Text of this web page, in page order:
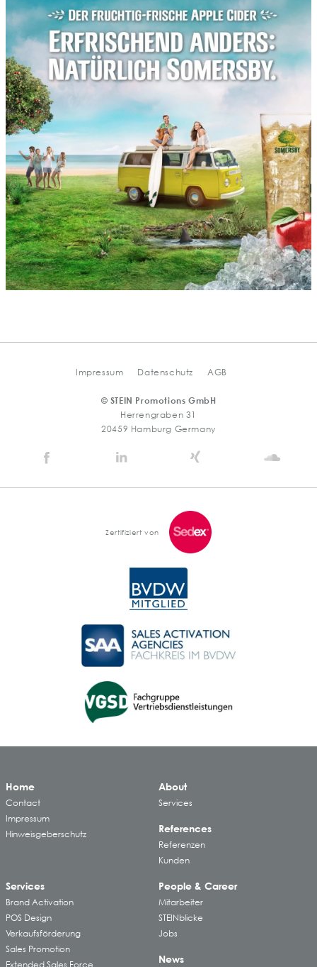
Impressum Datenschutz AGB
© STEIN Promotions GmbH
Herrengraben 31
20459 Hamburg Germany
@
@
@
Stein
@
Zertifiziert von
Home
Contact
Impressum
Hinweisgeberschutz
About
Services
References
Referenzen
Kunden
Services
Brand Activation
POS Design
Verkaufsförderung
Sales Promotion
Extended Sales Force
People & Career
Mitarbeiter
STEINblicke
Jobs
News